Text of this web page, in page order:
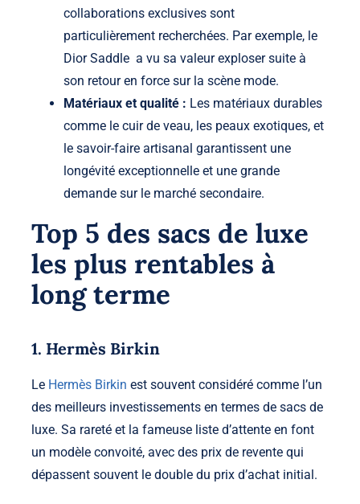
collaborations exclusives sont
particulièrement recherchées. Par exemple, le
Dior Saddle a vu sa valeur exploser suite à
son retour en force sur la scène mode.
Matériaux et qualité : Les matériaux durables
comme le cuir de veau, les peaux exotiques, et
le savoir-faire artisanal garantissent une
longévité exceptionnelle et une grande
demande sur le marché secondaire.
Top 5 des sacs de luxe
les plus rentables à
long terme
1. Hermès Birkin
Le Hermès Birkin est souvent considéré comme l’un
des meilleurs investissements en termes de sacs de
luxe. Sa rareté et la fameuse liste d’attente en font
un modèle convoité, avec des prix de revente qui
dépassent souvent le double du prix d’achat initial.